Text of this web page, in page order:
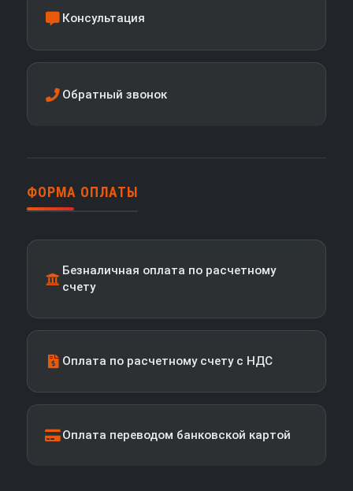
Консультация
Обратный звонок
ФОРМА ОПЛАТЫ
Безналичная оплата по расчетному
счету
Оплата по расчетному счету с НДС
Оплата переводом банковской картой